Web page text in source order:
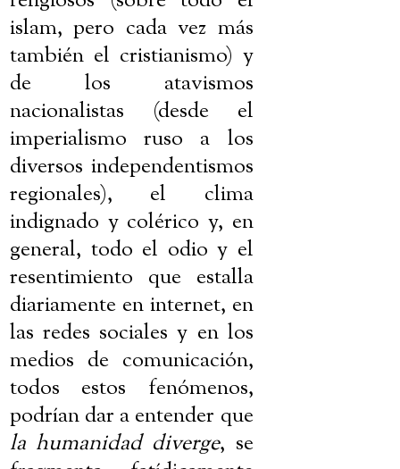
islam, pero cada vez más
también el cristianismo) y
de los atavismos
nacionalistas (desde el
imperialismo ruso a los
diversos independentismos
regionales), el clima
indignado y colérico y, en
general, todo el odio y el
resentimiento que estalla
diariamente en internet, en
las redes sociales y en los
medios de comunicación,
todos estos fenómenos,
podrían dar a entender que
la humanidad diverge, se